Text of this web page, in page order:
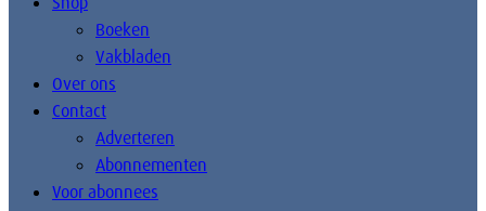
Boeken
Vakbladen
Over ons
Contact
Adverteren
Abonnementen
Voor abonnees